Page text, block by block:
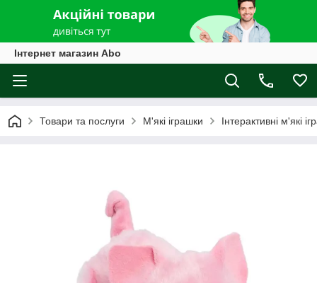
Інтернет магазин Abo
Товари та послуги М'які іграшки Інтерактивні м'які